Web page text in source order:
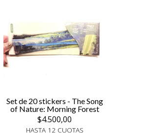
Set de 20 stickers - The Song
of Nature: Morning Forest
$4.500,00
HASTA 12 CUOTAS